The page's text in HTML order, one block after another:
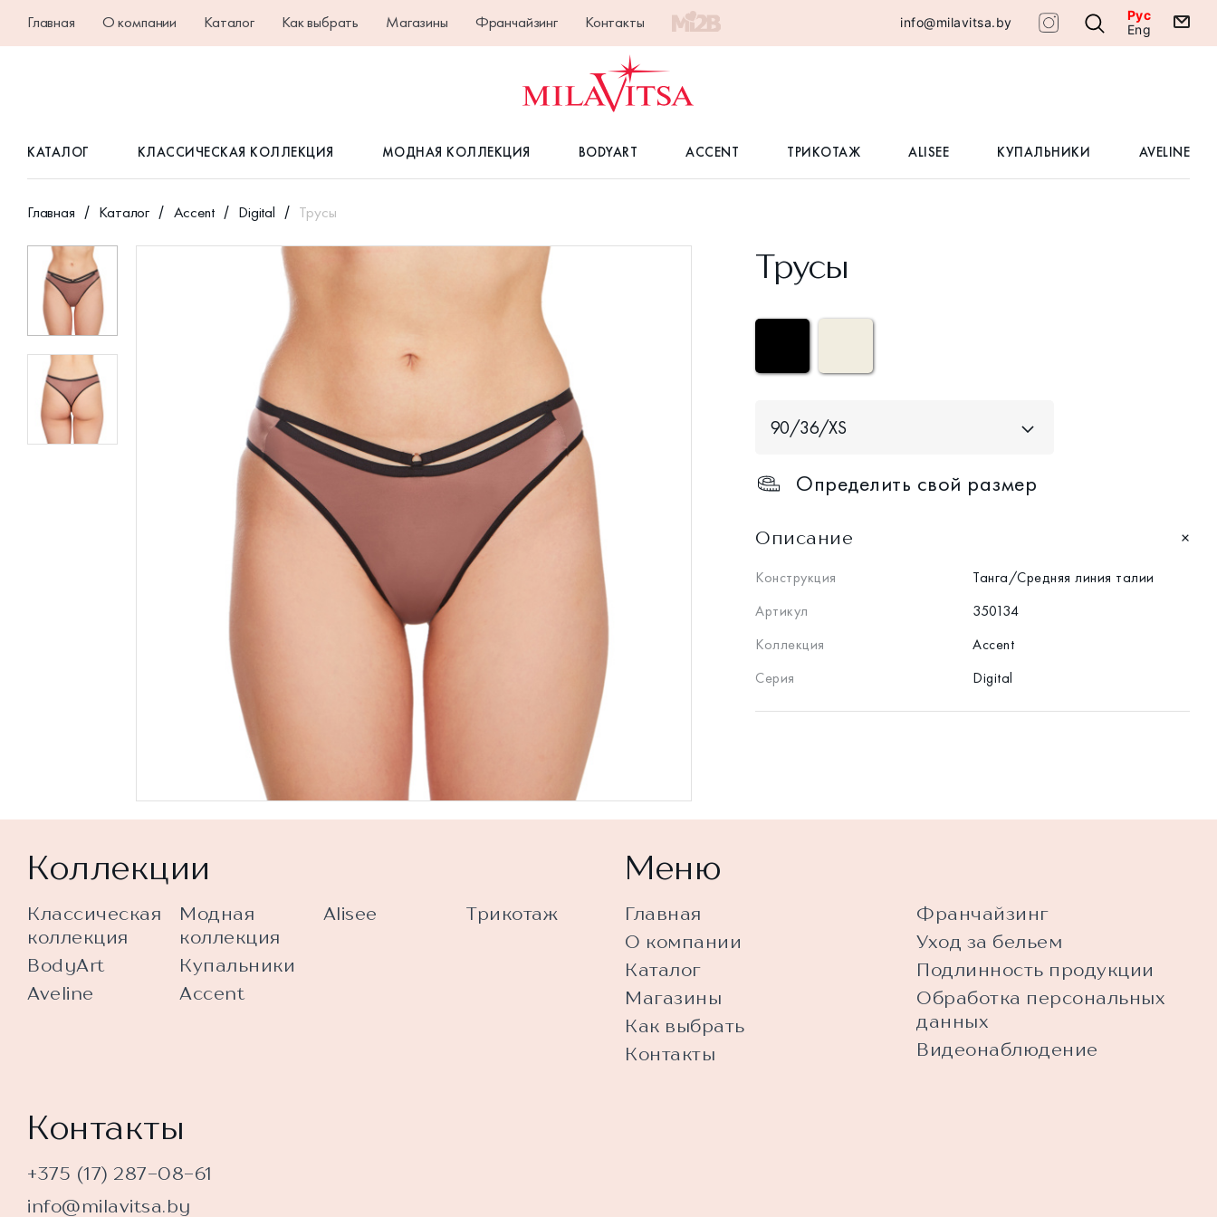
Главная О компании Каталог Как выбрать Магазины Франчайзинг Контакты info@milavitsa.by
Рус
Eng
КАТАЛОГ КЛАССИЧЕСКАЯ КОЛЛЕКЦИЯ МОДНАЯ КОЛЛЕКЦИЯ BODYART ACCENT ТРИКОТАЖ ALISEE КУПАЛЬНИКИ AVELINE
Главная Каталог Accent Digital Трусы
Трусы
90/36/XS
Определить свой размер
Описание
Конструкция
Танга/Средняя линия талии
Артикул
350134
Коллекция
Accent
Серия
Digital
Коллекции
Классическая
коллекция
BodyArt
Aveline
Модная
коллекция
Купальники
Accent
Alisee Трикотаж
Меню
Главная
О компании
Каталог
Магазины
Как выбрать
Контакты
Франчайзинг
Уход за бельем
Подлинность продукции
Обработка персональных
данных
Видеонаблюдение
Контакты
+375 (17) 287-08-61
info@milavitsa.by